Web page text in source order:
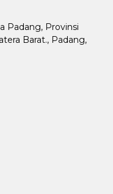
Padang, Provinsi
Barat., Padang,